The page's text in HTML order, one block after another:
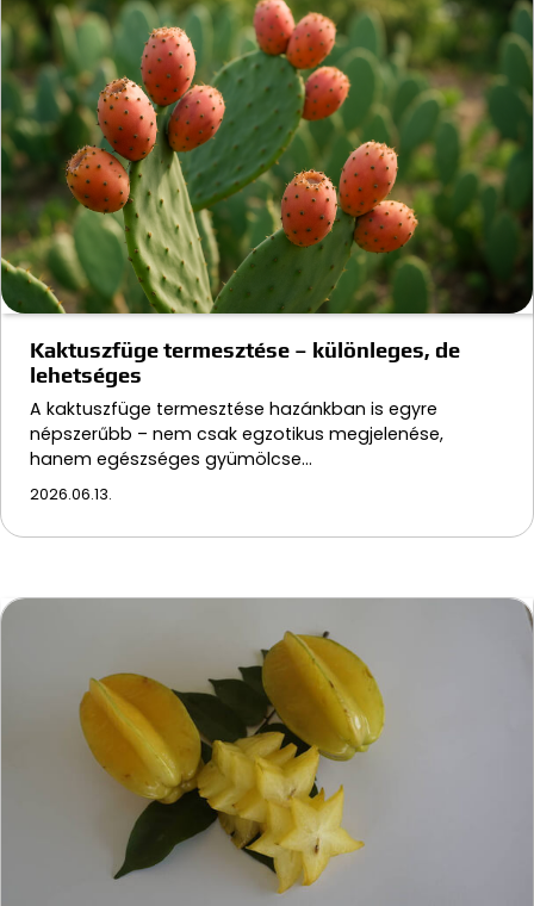
Kaktuszfüge termesztése – különleges, de
lehetséges
A kaktuszfüge termesztése hazánkban is egyre
népszerűbb – nem csak egzotikus megjelenése,
hanem egészséges gyümölcse…
2026.06.13.